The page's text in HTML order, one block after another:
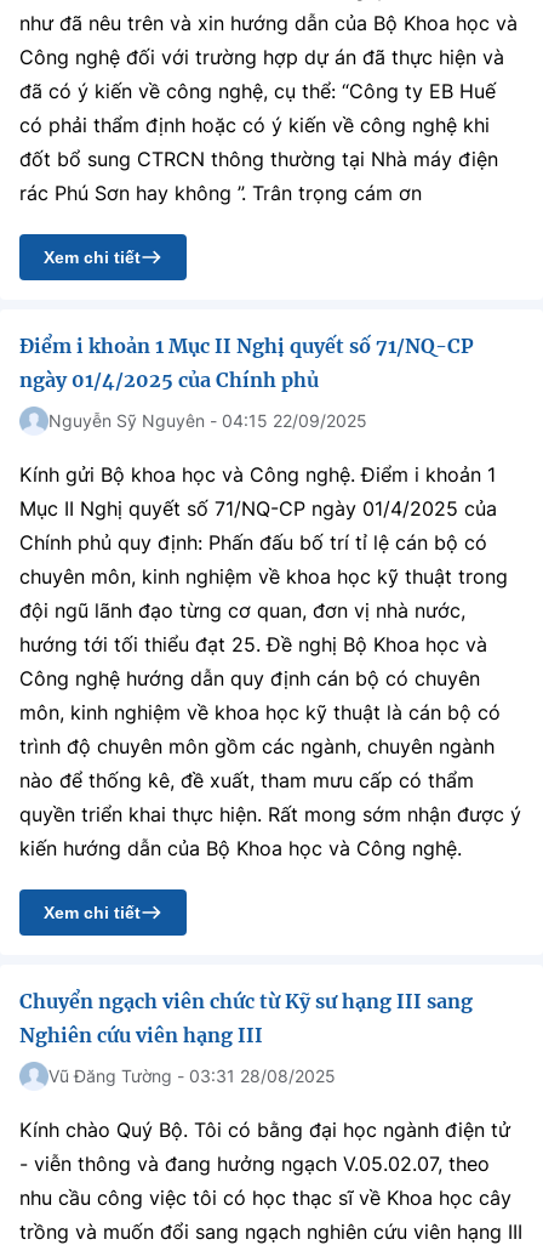
như đã nêu trên và xin hướng dẫn của Bộ Khoa học và
Công nghệ đối với trường hợp dự án đã thực hiện và
đã có ý kiến về công nghệ, cụ thể: “Công ty EB Huế
có phải thẩm định hoặc có ý kiến về công nghệ khi
đốt bổ sung CTRCN thông thường tại Nhà máy điện
rác Phú Sơn hay không ”. Trân trọng cám ơn
Xem chi tiết
Điểm i khoản 1 Mục II Nghị quyết số 71/NQ-CP
ngày 01/4/2025 của Chính phủ
Nguyễn Sỹ Nguyên - 04:15 22/09/2025
Kính gửi Bộ khoa học và Công nghệ. Điểm i khoản 1
Mục II Nghị quyết số 71/NQ-CP ngày 01/4/2025 của
Chính phủ quy định: Phấn đấu bố trí tỉ lệ cán bộ có
chuyên môn, kinh nghiệm về khoa học kỹ thuật trong
đội ngũ lãnh đạo từng cơ quan, đơn vị nhà nước,
hướng tới tối thiểu đạt 25. Đề nghị Bộ Khoa học và
Công nghệ hướng dẫn quy định cán bộ có chuyên
môn, kinh nghiệm về khoa học kỹ thuật là cán bộ có
trình độ chuyên môn gồm các ngành, chuyên ngành
nào để thống kê, đề xuất, tham mưu cấp có thẩm
quyền triển khai thực hiện. Rất mong sớm nhận được ý
kiến hướng dẫn của Bộ Khoa học và Công nghệ.
Xem chi tiết
Chuyển ngạch viên chức từ Kỹ sư hạng III sang
Nghiên cứu viên hạng III
Vũ Đăng Tường - 03:31 28/08/2025
Kính chào Quý Bộ. Tôi có bằng đại học ngành điện tử
- viễn thông và đang hưởng ngạch V.05.02.07, theo
nhu cầu công việc tôi có học thạc sĩ về Khoa học cây
trồng và muốn đổi sang ngạch nghiên cứu viên hạng III